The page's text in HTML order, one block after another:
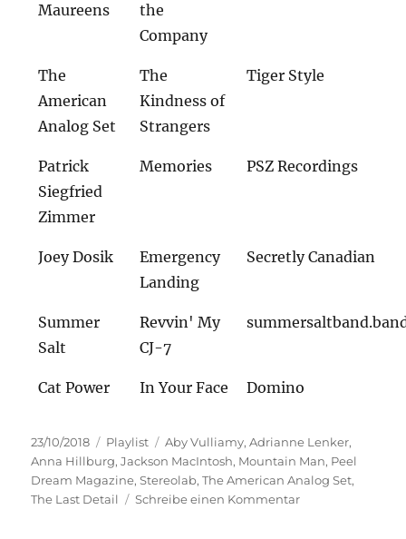
Maureens
the
Company
The
American
Analog Set
The
Kindness of
Strangers
Tiger Style
Patrick
Siegfried
Zimmer
Memories PSZ Recordings
Joey Dosik
Emergency
Landing
Secretly Canadian
Summer
Salt
Revvin' My
CJ-7
Cat Power In Your Face Domino
Veröffentlicht
am
23/10/2018 Kategorien
Playlist Schlagwörter
Aby Vulliamy,Adrianne Lenker,
Anna Hillburg,Jackson MacIntosh, Mountain Man, Peel
Dream Magazine,Stereolab,The American Analog Set,
The Last Detail
Schreibe einen Kommentarzu